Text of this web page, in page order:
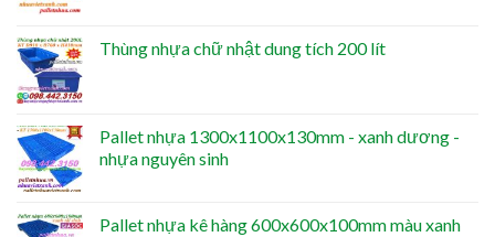
Thùng nhựa chữ nhật dung tích 200 lít
Pallet nhựa 1300x1100x130mm - xanh dương -
nhựa nguyên sinh
Pallet nhựa kê hàng 600x600x100mm màu xanh